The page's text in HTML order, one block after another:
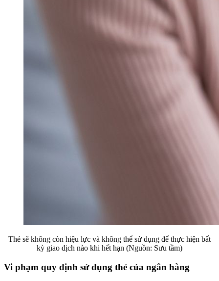
Thẻ sẽ không còn hiệu lực và không thể sử dụng để thực hiện bất
kỳ giao dịch nào khi hết hạn (Nguồn: Sưu tầm)
Vi phạm quy định sử dụng thẻ của ngân hàng